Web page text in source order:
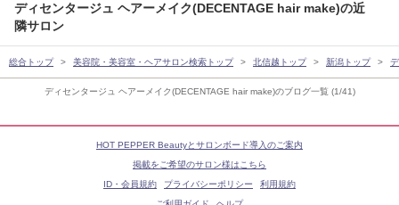
ディセンタージュ ヘアーメイク(DECENTAGE hair make)のブログ一覧 (1/41)
ディセンタージュ ヘアーメイク(DECENTAGE hair make)の近
隣サロン
総合トップ 美容院・美容室・ヘアサロン検索トップ 北信越トップ 新潟トップ
HOT PEPPER Beautyとサロンボード導入のご案内
掲載をご希望のサロン様はこちら
ID・会員規約
プライバシーポリシー
利用規約